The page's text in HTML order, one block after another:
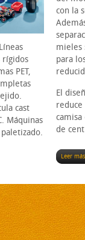
rígidos
PET,
cast
Máquinas
con la
mieles
para
El
reduce
camisa
de
Leer